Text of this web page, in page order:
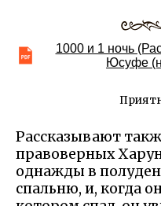
1000 и 1 ночь
Юсуфе
Рассказывают
правоверных
однажды в
спальню, и, когда